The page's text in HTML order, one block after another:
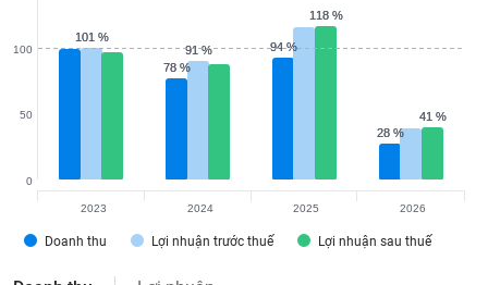
78 %
78 %
94 %
94 %
28 %
28 %
101 %
101 %
91 %
91 %
118 %
118 %
41 %
41 %
Doanh thu Lợi nhuận trước thuế Lợi nhuận sau thuế
0
50
100
2023 2024 2025 2026